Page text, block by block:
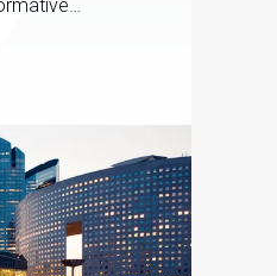
dem 1. Januar
Jahr folgt, auf